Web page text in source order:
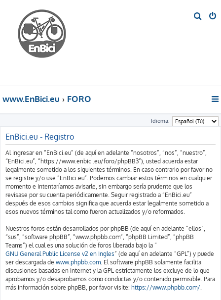
www.EnBici.eu FORO
Idioma:
EnBici.eu - Registro
Al ingresar en “EnBici.eu” (de aquí en adelante “nosotros”, “nos”, “nuestro”,
“EnBici.eu”, “https://www.enbici.eu/foro/phpBB3”), usted acuerda estar
legalmente sometido a los siguientes términos. En caso contrario por favor no
se registre y/o use “EnBici.eu”. Podemos cambiar estos términos en cualquier
momento e intentaríamos avisarle, sin embargo sería prudente que los
revisase por su cuenta periódicamente. Seguir registrado a “EnBici.eu”
después de esos cambios significa que acuerda estar legalmente sometido a
esos nuevos términos tal como fueron actualizados y/o reformados.
Nuestros foros están desarrollados por phpBB (de aquí en adelante “ellos”,
“sus”, “software phpBB”, “www.phpbb.com”, “phpBB Limited”, “phpBB
Teams”) el cual es una solución de foros liberada bajo la “
GNU General Public License v2 en Ingles” (de aquí en adelante “GPL”) y puede
ser descargada de www.phpbb.com. El software phpBB solamente facilita
discusiones basadas en Internet y la GPL estrictamente los excluye de lo que
aprobamos y/o desaprobamos como conductas y/o contenido permisible. Para
más información sobre phpBB, por favor visite: https://www.phpbb.com/.